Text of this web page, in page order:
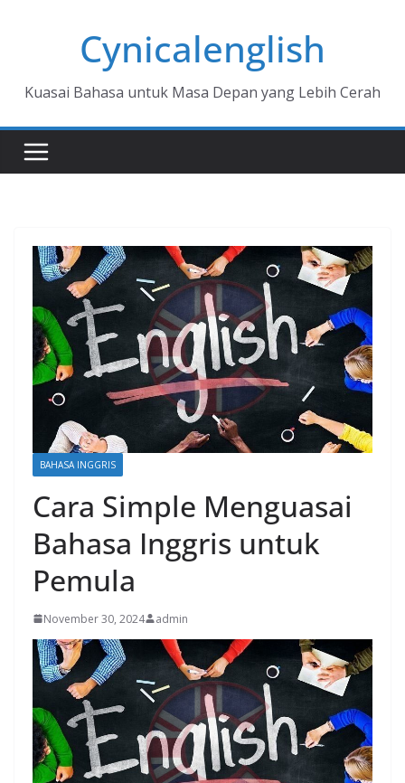
Cynicalenglish
Kuasai Bahasa untuk Masa Depan yang Lebih Cerah
BAHASA INGGRIS
Cara Simple Menguasai
Bahasa Inggris untuk
Pemula
November 30, 2024 admin